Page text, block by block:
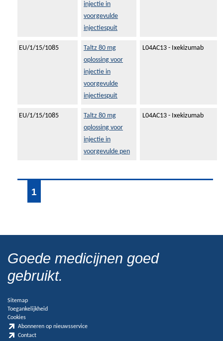
injectie in
voorgevulde
injectiespuit
EU/1/15/1085
Taltz 80 mg
oplossing voor
injectie in
voorgevulde
injectiespuit
L04AC13 - Ixekizumab
EU/1/15/1085
Taltz 80 mg
oplossing voor
injectie in
voorgevulde pen
L04AC13 - Ixekizumab
1
Goede medicijnen goed
gebruikt.
Sitemap
Toegankelijkheid
Cookies
Abonneren op nieuwsservice
Contact